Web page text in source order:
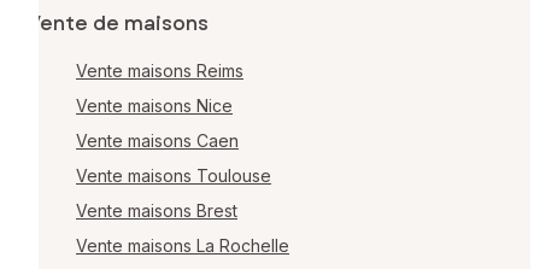
Vente de maisons
Vente maisons Reims
Vente maisons Nice
Vente maisons Caen
Vente maisons Toulouse
Vente maisons Brest
Vente maisons La Rochelle